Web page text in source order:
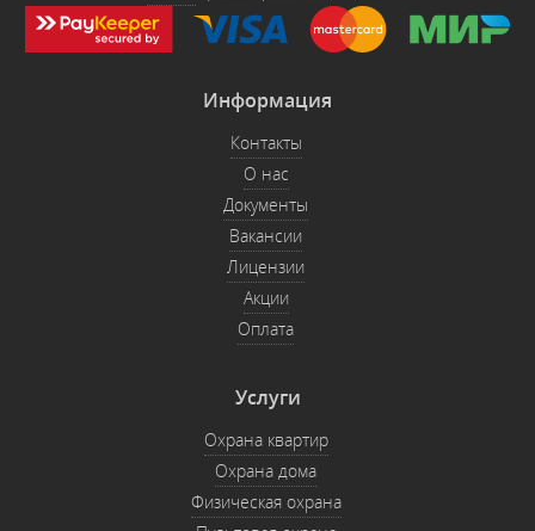
Информация
Контакты
О нас
Документы
Вакансии
Лицензии
Акции
Оплата
Услуги
Охрана квартир
Охрана дома
Физическая охрана